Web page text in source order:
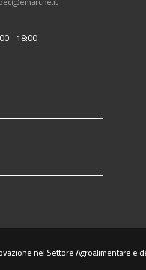
- 18:00
nel Settore Agroalimentare e